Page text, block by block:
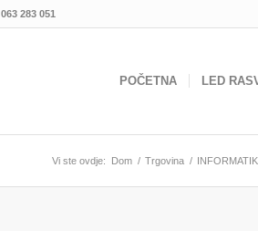
063 283 051
POČETNA LED
Vi ste ovdje: Dom / Trgovina /